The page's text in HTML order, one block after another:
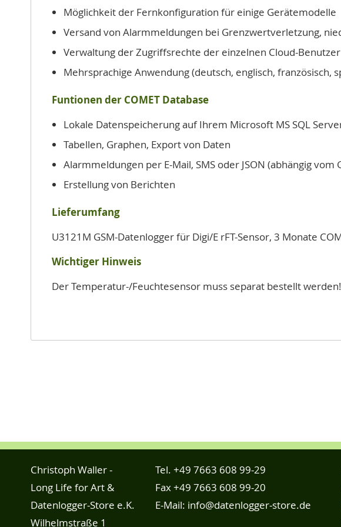
Möglichkeit der Fernkonfiguration für einige Gerätemodelle
Versand von Alarmmeldungen bei Grenzwertverletzung,
Verwaltung der Zugriffsrechte der einzelnen Cloud-Benutzer
Mehrsprachige Anwendung (deutsch, englisch, französisch,
Funtionen der COMET Database
Lokale Datenspeicherung auf Ihrem Microsoft MS SQL
Tabellen, Graphen, Export von Daten
Alarmmeldungen per E-Mail, SMS oder JSON (abhängig vom
Erstellung von Berichten
Lieferumfang
U3121M GSM-Datenlogger für Digi/E rFT-Sensor, 3 Monate
Wichtiger Hinweis
Der Temperatur-/Feuchtesensor muss separat bestellt werden!
Christoph Waller -
Long Life for Art &
Datenlogger-Store e.K.
Wilhelmstraße 1
Tel. +49 7663 608 99-29
Fax +49 7663 608 99-20
E-Mail: info@datenlogger-store.de